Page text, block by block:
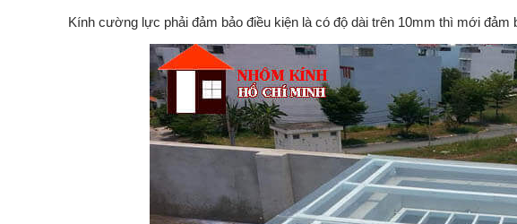
Kính cường lực phải đảm bảo điều kiện là có độ dài trên 10mm thì mới đảm